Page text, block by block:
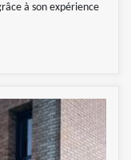
à son expérience